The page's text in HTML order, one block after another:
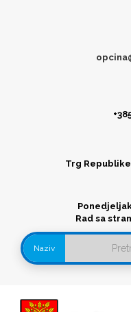
Trg Republike
Rad sa
Naziv